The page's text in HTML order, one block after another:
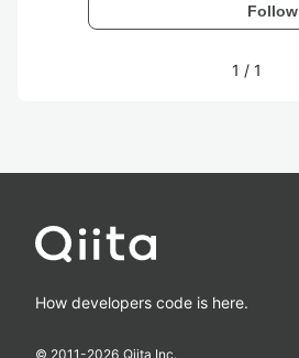
Follow
1 / 1
How developers code is here.
© 2011-2026 Qiita Inc.